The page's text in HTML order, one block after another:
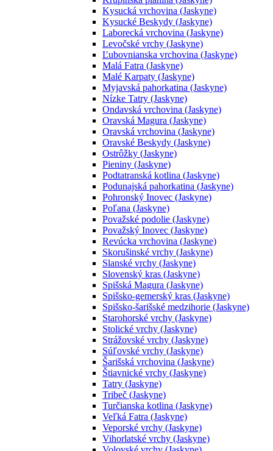
Kysucká vrchovina (Jaskyne)
Kysucké Beskydy (Jaskyne)
Laborecká vrchovina (Jaskyne)
Levočské vrchy (Jaskyne)
Ľubovnianska vrchovina (Jaskyne)
Malá Fatra (Jaskyne)
Malé Karpaty (Jaskyne)
Myjavská pahorkatina (Jaskyne)
Nízke Tatry (Jaskyne)
Ondavská vrchovina (Jaskyne)
Oravská Magura (Jaskyne)
Oravská vrchovina (Jaskyne)
Oravské Beskydy (Jaskyne)
Ostrôžky (Jaskyne)
Pieniny (Jaskyne)
Podtatranská kotlina (Jaskyne)
Podunajská pahorkatina (Jaskyne)
Pohronský Inovec (Jaskyne)
Poľana (Jaskyne)
Považské podolie (Jaskyne)
Považský Inovec (Jaskyne)
Revúcka vrchovina (Jaskyne)
Skorušinské vrchy (Jaskyne)
Slanské vrchy (Jaskyne)
Slovenský kras (Jaskyne)
Spišská Magura (Jaskyne)
Spišsko-gemerský kras (Jaskyne)
Spišsko-šarišské medzihorie (Jaskyne)
Starohorské vrchy (Jaskyne)
Stolické vrchy (Jaskyne)
Strážovské vrchy (Jaskyne)
Súľovské vrchy (Jaskyne)
Šarišská vrchovina (Jaskyne)
Štiavnické vrchy (Jaskyne)
Tatry (Jaskyne)
Tribeč (Jaskyne)
Turčianska kotlina (Jaskyne)
Veľká Fatra (Jaskyne)
Veporské vrchy (Jaskyne)
Vihorlatské vrchy (Jaskyne)